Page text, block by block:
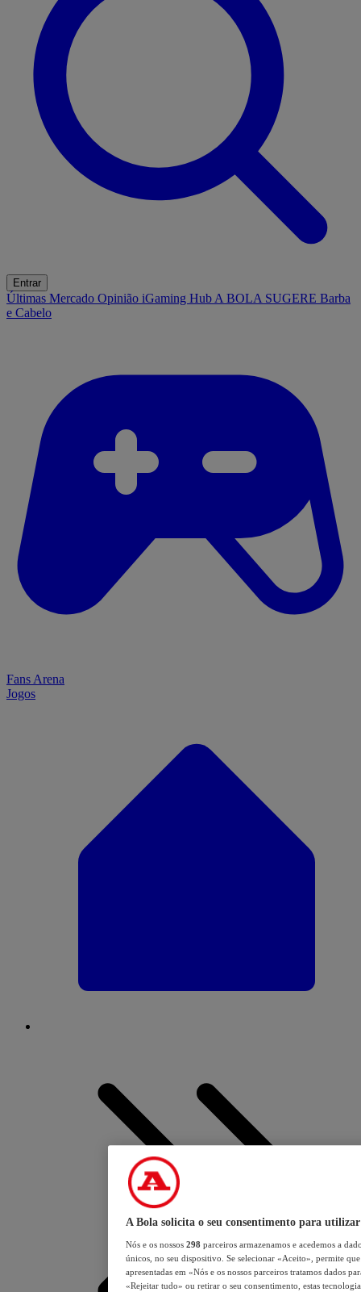
Entrar
Últimas Mercado Opinião iGaming Hub A BOLA SUGERE Barba
e Cabelo
Fans Arena
Jogos
A Bola solicita o seu consentimento para utilizar
Nós e os nossos 298 parceiros armazenamos e acedemos a
únicos, no seu dispositivo. Se selecionar «Aceito», permite
apresentadas em «Nós e os nossos parceiros tratamos dados
«Rejeitar tudo» ou retirar o seu consentimento, estas